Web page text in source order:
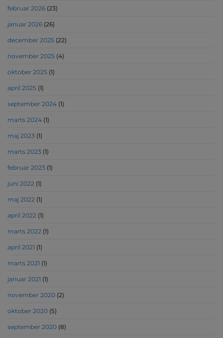
februar 2026 (23)
januar 2026 (26)
december 2025 (22)
november 2025 (4)
oktober 2025 (1)
april 2025 (1)
september 2024 (1)
marts 2024 (1)
maj 2023 (1)
marts 2023 (1)
februar 2023 (1)
juni 2022 (1)
maj 2022 (1)
april 2022 (1)
marts 2022 (1)
april 2021 (1)
marts 2021 (1)
januar 2021 (1)
november 2020 (2)
oktober 2020 (5)
september 2020 (8)